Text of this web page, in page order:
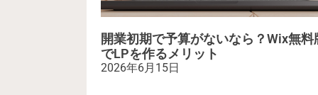
開業初期で予算がないなら？Wix無料
でLPを作るメリット
2026年6月15日